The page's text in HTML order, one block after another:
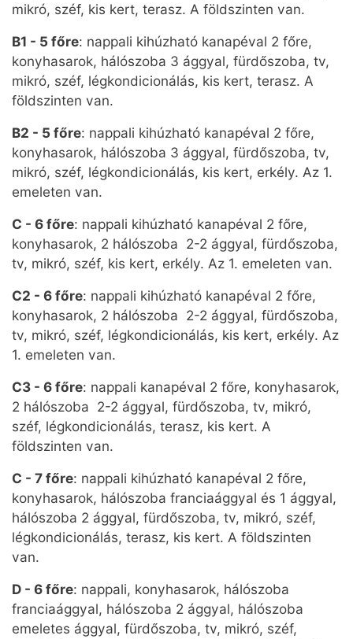
mikró, széf, kis kert, terasz. A földszinten van.
B1 - 5 főre: nappali kihúzható kanapéval 2 főre,
konyhasarok, hálószoba 3 ággyal, fürdőszoba, tv,
mikró, széf, légkondicionálás, kis kert, terasz. A
földszinten van.
B2 - 5 főre: nappali kihúzható kanapéval 2 főre,
konyhasarok, hálószoba 3 ággyal, fürdőszoba, tv,
mikró, széf, légkondicionálás, kis kert, erkély. Az 1.
emeleten van.
C - 6 főre: nappali kihúzható kanapéval 2 főre,
konyhasarok, 2 hálószoba 2-2 ággyal, fürdőszoba,
tv, mikró, széf, kis kert, erkély. Az 1. emeleten van.
C2 - 6 főre: nappali kihúzható kanapéval 2 főre,
konyhasarok, 2 hálószoba 2-2 ággyal, fürdőszoba,
tv, mikró, széf, légkondicionálás, kis kert, erkély. Az
1. emeleten van.
C3 - 6 főre: nappali kanapéval 2 főre, konyhasarok,
2 hálószoba 2-2 ággyal, fürdőszoba, tv, mikró,
széf, légkondicionálás, terasz, kis kert. A
földszinten van.
C - 7 főre: nappali kihúzható kanapéval 2 főre,
konyhasarok, hálószoba franciaággyal és 1 ággyal,
hálószoba 2 ággyal, fürdőszoba, tv, mikró, széf,
légkondicionálás, terasz, kis kert. A földszinten
van.
D - 6 főre: nappali, konyhasarok, hálószoba
franciaággyal, hálószoba 2 ággyal, hálószoba
emeletes ággyal, fürdőszoba, tv, mikró, széf,